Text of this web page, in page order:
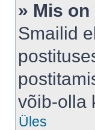
» Mis
Smailid
võib-olla
Üles